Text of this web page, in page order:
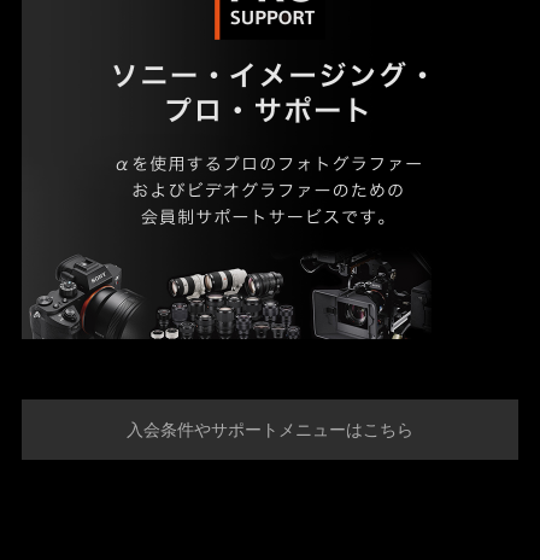
入会条件やサポートメニューはこちら